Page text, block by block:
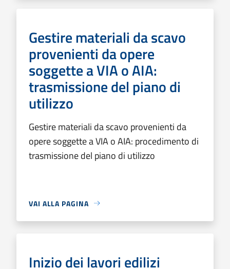
Gestire materiali da scavo
provenienti da opere
soggette a VIA o AIA:
trasmissione del piano di
utilizzo
Gestire materiali da scavo provenienti da
opere soggette a VIA o AIA: procedimento di
trasmissione del piano di utilizzo
VAI ALLA PAGINA
Inizio dei lavori edilizi